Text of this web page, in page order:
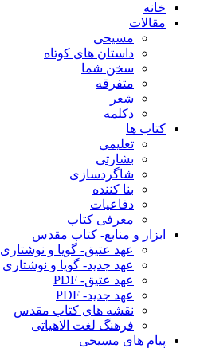
خانه
مقالات
مسیحی
داستان های کوتاه
سخن شما
متفرقه
شعر
دکلمه
کتاب ها
تعلیمی
بشارتی
شاگردسازی
بنا کننده
دفاعیات
معرفی کتاب
ابزار و منابع- کتاب مقدس
عهد عتیق- گویا و نوشتاری
عهد جدید- گویا و نوشتاری
عهد عتیق- PDF
عهد جدید- PDF
نقشه های کتاب مقدس
فرهنگ لغت الاهیاتی
پیام های مسیحی